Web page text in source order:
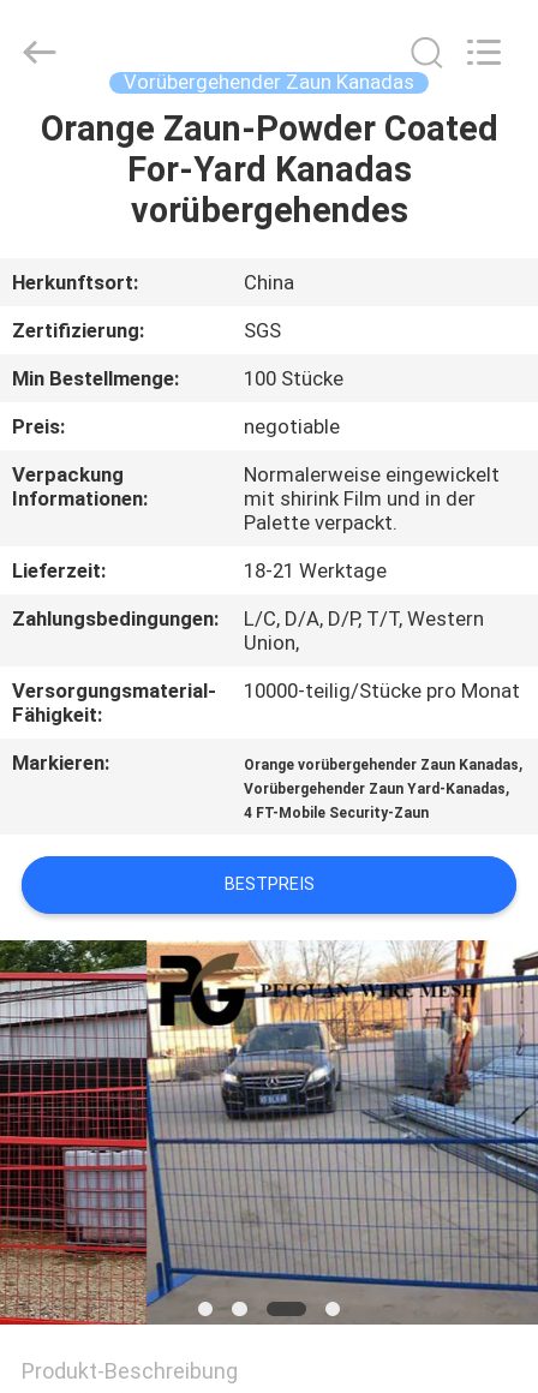
HAUS
PRODUKTE
ÜBER
UNS
FABRIK-
AUSFLUG
QUALITÄTSKONTROLLE
SIE
MIT
UNS
IN
NACHRICHTEN
FORDERN
SIE
EIN
ZITAT
SITEMAP
PRIVACY
POLICY
Management
Services
Reserved.
Vorübergehender Zaun Kanadas
Orange Zaun-Powder Coated
For-Yard Kanadas
vorübergehendes
Herkunftsort:
China
Zertifizierung:
SGS
Min Bestellmenge:
100 Stücke
Preis:
negotiable
Verpackung
Informationen:
Normalerweise eingewickelt
mit shirink Film und in der
Palette verpackt.
Lieferzeit:
18-21 Werktage
Zahlungsbedingungen:
L/C, D/A, D/P, T/T, Western
Union,
Versorgungsmaterial-
Fähigkeit:
10000-teilig/Stücke pro Monat
Markieren: Orange vorübergehender Zaun Kanadas,
Vorübergehender Zaun Yard-Kanadas,
4 FT-Mobile Security-Zaun
BESTPREIS
Produkt-Beschreibung